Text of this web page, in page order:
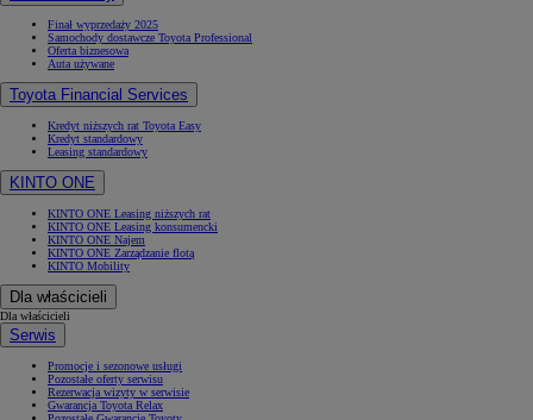
Finał wyprzedaży 2025
Samochody dostawcze Toyota Professional
Oferta biznesowa
Auta używane
Toyota Financial Services
Kredyt niższych rat Toyota Easy
Kredyt standardowy
Leasing standardowy
KINTO ONE
KINTO ONE Leasing niższych rat
KINTO ONE Leasing konsumencki
KINTO ONE Najem
KINTO ONE Zarządzanie flotą
KINTO Mobility
Dla właścicieli
Dla właścicieli
Serwis
Promocje i sezonowe usługi
Pozostałe oferty serwisu
Rezerwacja wizyty w serwisie
Gwarancja Toyota Relax